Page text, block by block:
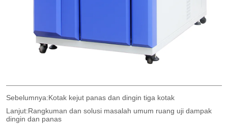
Sebelumnya:Kotak kejut panas dan dingin tiga kotak
Lanjut:Rangkuman dan solusi masalah umum ruang uji dampak
dingin dan panas